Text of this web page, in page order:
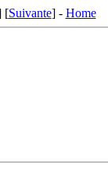
[Suivante] - Home